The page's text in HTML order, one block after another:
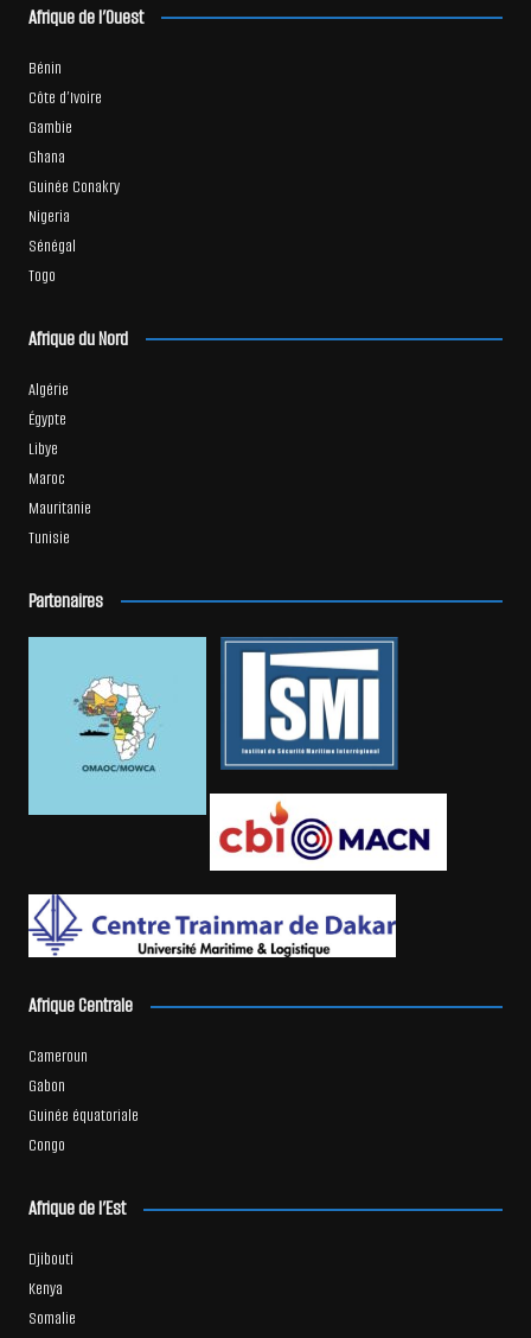
Afrique de l’Ouest
Bénin
Côte d’Ivoire
Gambie
Ghana
Guinée Conakry
Nigeria
Sénégal
Togo
Afrique du Nord
Algérie
Égypte
Libye
Maroc
Mauritanie
Tunisie
Partenaires
Afrique Centrale
Cameroun
Gabon
Guinée équatoriale
Congo
Afrique de l’Est
Djibouti
Kenya
Somalie